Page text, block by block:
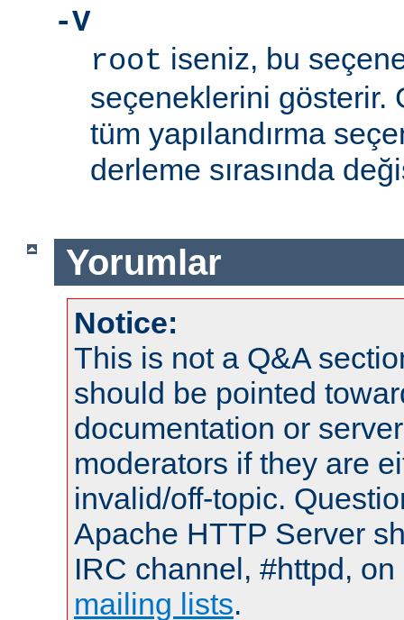
-V
root iseniz, bu
seçeneklerini gösterir.
tüm yapılandırma
derleme sırasında
Yorumlar
Notice:
This is not a Q&A
should be pointed
documentation or
moderators if they are
invalid/off-topic.
Apache HTTP Server
IRC channel, #httpd,
mailing lists.